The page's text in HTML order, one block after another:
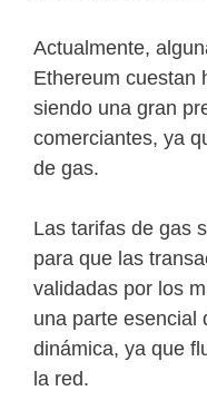
Actualmente,
Ethereum cuestan
siendo una gran
comerciantes, ya
de gas.
Las tarifas de gas
para que las
validadas por los
una parte esencial
dinámica, ya que
la red.